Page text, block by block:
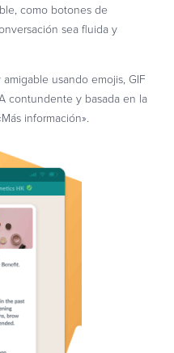
como botones de
sea fluida y
usando emojis, GIF
contundente y basada en la
información».